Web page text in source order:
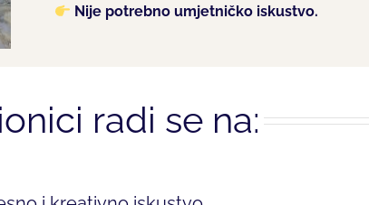
Nije potrebno umjetničko iskustvo.
radi se na: